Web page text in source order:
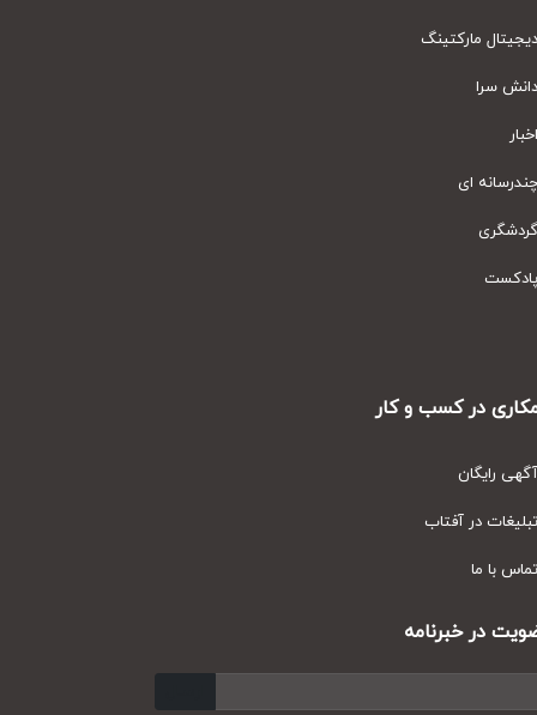
مارکتینگ
سرا
ای
در کسب و کار
رایگان
در آفتاب
با ما
در خبرنامه